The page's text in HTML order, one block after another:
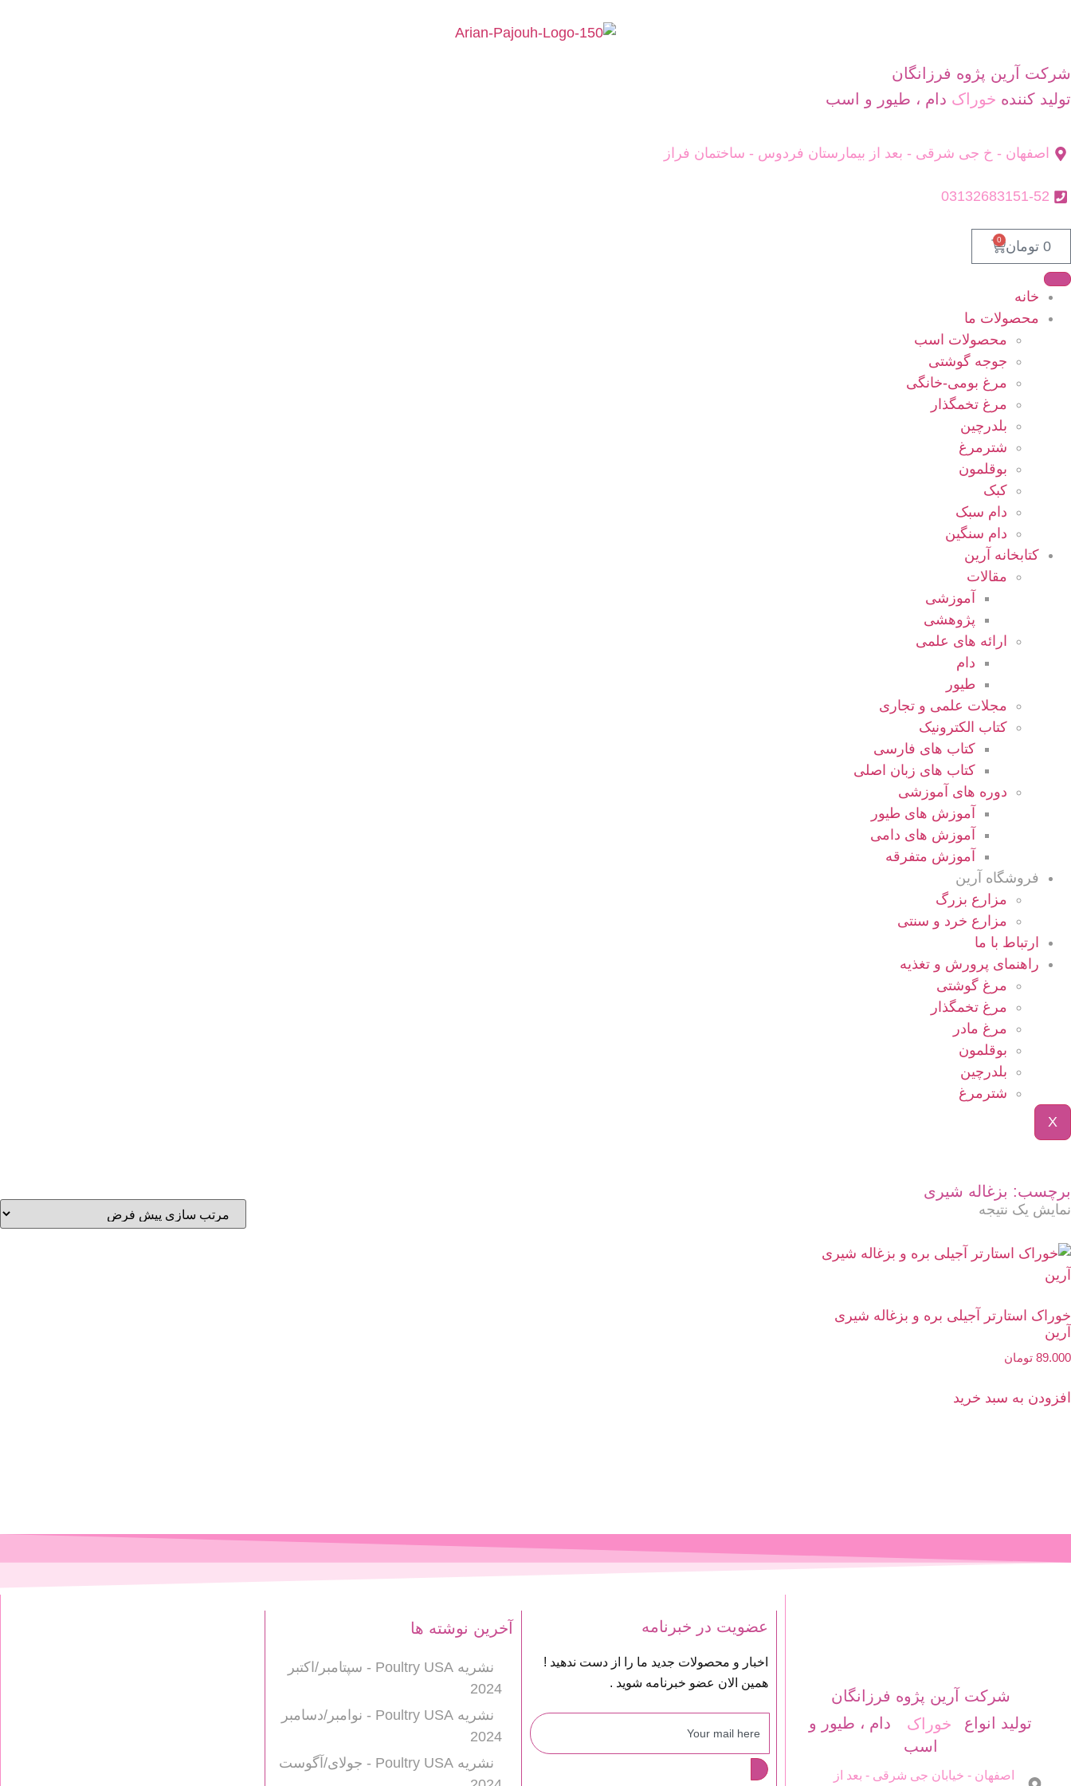
شرکت آرین پژوه فرزانگان
تولید کننده خوراک دام ، طیور و اسب
اصفهان - خ جی شرقی - بعد از بیمارستان فردوس - ساختمان فراز
03132683151-52
0 تومان 0
خانه
محصولات ما
محصولات اسب
جوجه گوشتی
مرغ بومی-خانگی
مرغ تخمگذار
بلدرچین
شترمرغ
بوقلمون
کبک
دام سبک
دام سنگین
کتابخانه آرین
مقالات
آموزشی
پژوهشی
ارائه های علمی
دام
طیور
مجلات علمی و تجاری
کتاب الکترونیک
کتاب های فارسی
کتاب های زبان اصلی
دوره های آموزشی
آموزش های طیور
آموزش های دامی
آموزش متفرقه
فروشگاه آرین
مزارع بزرگ
مزارع خرد و سنتی
ارتباط با ما
راهنمای پرورش و تغذیه
مرغ گوشتی
مرغ تخمگذار
مرغ مادر
بوقلمون
بلدرچین
شترمرغ
X
برچسب: بزغاله شیری
نمایش یک نتیجه
خوراک استارتر آجیلی بره و بزغاله شیری
آرین
89.000 تومان
افزودن به سبد خرید
شرکت آرین پژوه فرزانگان
تولید انواع
خوراک
دام ، طیور و
اسب
اصفهان - خیابان جی شرقی - بعد از
عضویت در خبرنامه
اخبار و محصولات جدید ما را از دست ندهید !
همین الان عضو خبرنامه شوید .
آخرین نوشته ها
نشریه Poultry USA - سپتامبر/اکتبر
2024
نشریه Poultry USA - نوامبر/دسامبر
2024
نشریه Poultry USA - جولای/آگوست